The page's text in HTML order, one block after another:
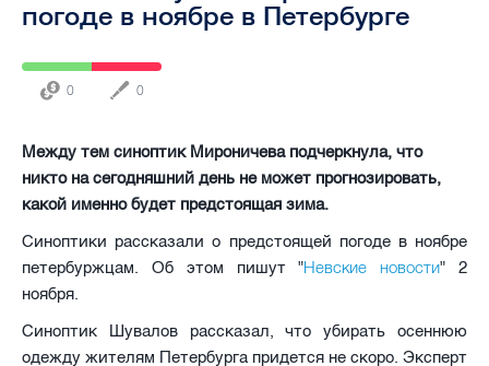
погоде в ноябре в Петербурге
0 0
Между тем синоптик Мироничева подчеркнула, что
никто на сегодняшний день не может прогнозировать,
какой именно будет предстоящая зима.
Синоптики рассказали о предстоящей погоде в ноябре
петербуржцам. Об этом пишут "Невские новости" 2
ноября.
Синоптик Шувалов рассказал, что убирать осеннюю
одежду жителям Петербурга придется не скоро. Эксперт